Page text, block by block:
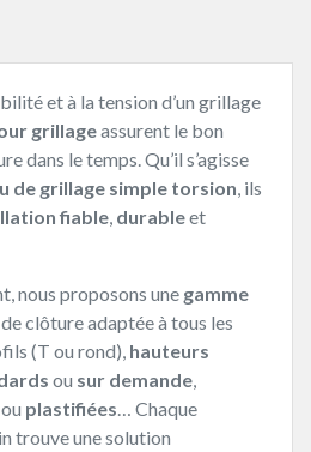
et à la tension d’un grillage
grillageassurent le bon
dans le temps. Qu’il s’agisse
de grillage simple torsion, ils
fiable, durableet
nous proposons une gamme
clôture adaptée à tous les
(T ou rond), hauteurs
ou sur demande,
ou plastifiées… Chaque
trouve une solution